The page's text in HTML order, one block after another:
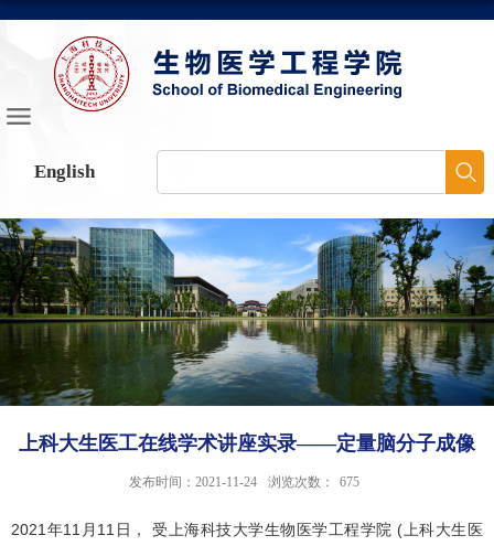
English
上科大生医工在线学术讲座实录——定量脑分子成像
发布时间：2021-11-24 浏览次数： 675
2021年11月11日， 受上海科技大学生物医学工程学院 (上科大生医